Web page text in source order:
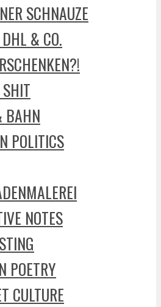
SCHNAUZE
& CO.
BAHN
POLITICS
NOTES
POETRY
CULTURE